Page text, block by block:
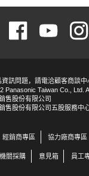
訊問題，請電洽顧客商談
Panasonic Taiwan Co., Ltd.
售股份有限公司
售股份有限公司五股服務中
經銷商專區 協力廠商專區
機關採購 意見箱 員工